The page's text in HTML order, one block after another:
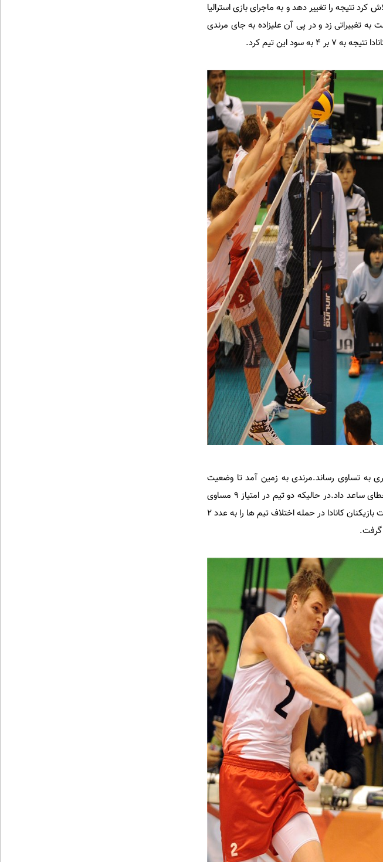
نتیجه را تغییر دهد و به ماجرای بازی استرالیا
زد و در پی آن علیزاده به جای مرندی
امتیاز 7 تیم ها را در امتیازگیری به تساوی رساند.مرندی به زمین آمد تا وضعیت
دریافت اول ایران روند بهتری به خود بگیرد اما مرندی هم با ورودش امتیاز خطای ساعد داد.در حالیکه دو تیم در امتیاز 9 مساوی
بودند عدم موفقیت اسپکرهای ایران بازی را 13 بر 9 به سود کانادا کرد.اشتباهات بازیکنان کانادا در حمله اختلاف تیم ها را به عدد 2
گرفت.